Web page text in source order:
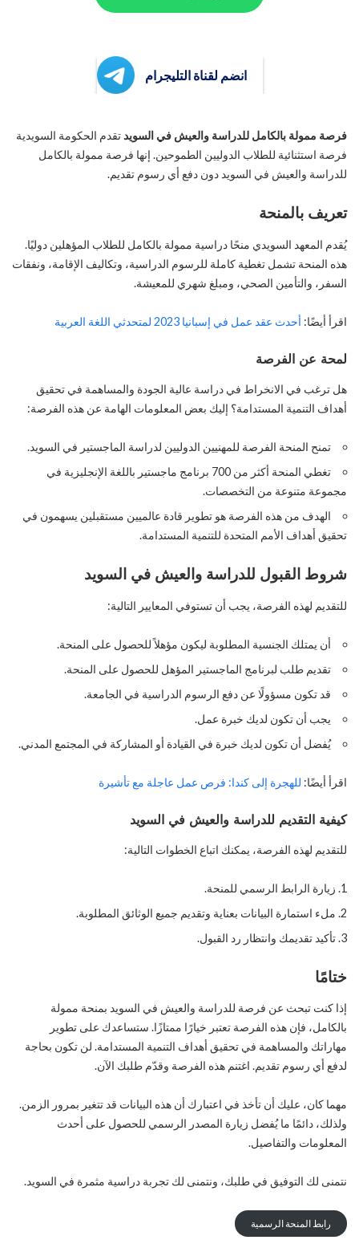
انضم لقناة التليجرام
فرصة ممولة بالكامل للدراسة والعيش في السويدتقدم الحكومة السويدية
فرصة استثنائية للطلاب الدوليين الطموحين. إنها فرصة ممولة بالكامل
للدراسة والعيش في السويد دون دفع أي رسوم تقديم.
تعريف بالمنحة
يُقدم المعهد السويدي منحًا دراسية ممولة بالكامل للطلاب المؤهلين دوليًا.
هذه المنحة تشمل تغطية كاملة للرسوم الدراسية، وتكاليف الإقامة، ونفقات
السفر، والتأمين الصحي، ومبلغ شهري للمعيشة.
اقرأ أيضًا: أحدث عقد عمل في إسبانيا 2023 لمتحدثي اللغة العربية
لمحة عن الفرصة
هل ترغب في الانخراط في دراسة عالية الجودة والمساهمة في تحقيق
أهداف التنمية المستدامة؟ إليك بعض المعلومات الهامة عن هذه الفرصة:
تمنح المنحة الفرصة للمهنيين الدوليين لدراسة الماجستير في السويد.
تغطي المنحة أكثر من 700 برنامج ماجستير باللغة الإنجليزية في
مجموعة متنوعة من التخصصات.
الهدف من هذه الفرصة هو تطوير قادة عالميين مستقبلين يسهمون في
تحقيق أهداف الأمم المتحدة للتنمية المستدامة.
شروط القبول للدراسة والعيش في السويد
للتقديم لهذه الفرصة، يجب أن تستوفي المعايير التالية:
أن يمتلك الجنسية المطلوبة ليكون مؤهلاً للحصول على المنحة.
تقديم طلب لبرنامج الماجستير المؤهل للحصول على المنحة.
قد تكون مسؤولًا عن دفع الرسوم الدراسية في الجامعة.
يجب أن تكون لديك خبرة عمل.
يُفضل أن تكون لديك خبرة في القيادة أو المشاركة في المجتمع المدني.
اقرأ أيضًا: للهجرة إلى كندا: فرص عمل عاجلة مع تأشيرة
كيفية التقديم للدراسة والعيش في السويد
للتقديم لهذه الفرصة، يمكنك اتباع الخطوات التالية:
زيارة الرابط الرسمي للمنحة.
ملء استمارة البيانات بعناية وتقديم جميع الوثائق المطلوبة.
تأكيد تقديمك وانتظار رد القبول.
ختامًا
إذا كنت تبحث عن فرصة للدراسة والعيش في السويد بمنحة ممولة
بالكامل، فإن هذه الفرصة تعتبر خيارًا ممتازًا. ستساعدك على تطوير
مهاراتك والمساهمة في تحقيق أهداف التنمية المستدامة. لن تكون بحاجة
لدفع أي رسوم تقديم. اغتنم هذه الفرصة وقدّم طلبك الآن.
مهما كان، عليك أن تأخذ في اعتبارك أن هذه البيانات قد تتغير بمرور الزمن.
ولذلك، دائمًا ما يُفضل زيارة المصدر الرسمي للحصول على أحدث
المعلومات والتفاصيل.
نتمنى لك التوفيق في طلبك، ونتمنى لك تجربة دراسية مثمرة في السويد.
رابط المنحة الرسمية